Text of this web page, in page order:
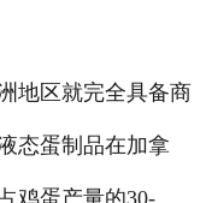
区就完全具备商
态蛋制品在加拿
鸡蛋产量的30-